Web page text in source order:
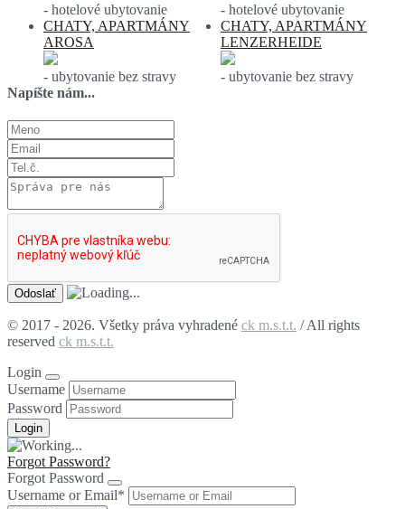
- hotelové ubytovanie
- hotelové ubytovanie
CHATY, APARTMÁNY
AROSA
- ubytovanie bez stravy
CHATY, APARTMÁNY
LENZERHEIDE
- ubytovanie bez stravy
Napíšte nám...
© 2017 - 2026. Všetky práva vyhradené ck m.s.t.t. / All rights
reserved ck m.s.t.t.
Login
Username
Password
Forgot Password?
Forgot Password
Username or Email*